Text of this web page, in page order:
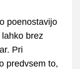
poenostavijo
brez
Pri
predvsem to,